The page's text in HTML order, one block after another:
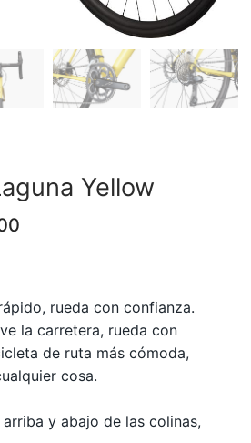
Yellow
rueda con confianza.
la carretera, rueda con
de ruta más cómoda,
cosa.
y abajo de las colinas,